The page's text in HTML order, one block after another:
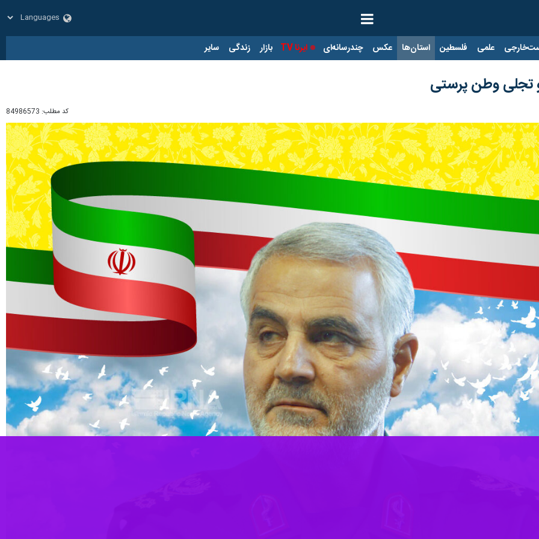
علمی فلسطین استان‌ها عکس چندرسانه‌ای ایرنا TV بازار زندگی سایر
تجلی وطن پرستی
کد مطلب: 84986573